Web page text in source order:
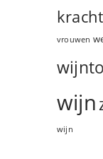
vrouwen
wijn
wijn